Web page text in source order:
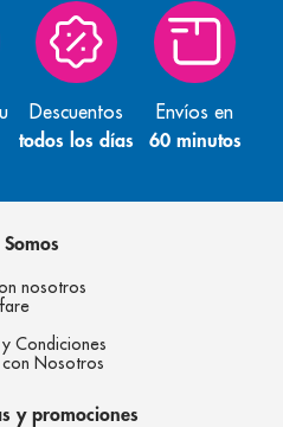
Descuentos
todos los días
Envíos en
60 minutos
nosotros
Condiciones
Nosotros
y promociones